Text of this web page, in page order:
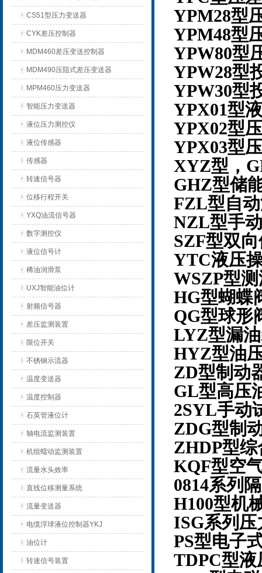
CS51型压力变送器
CYK差压控制器
MDM460差压变送控制器
MDM490压阻式差压变送器
MPM460压力变送器
智能压力变送器
液位压力测控仪
液位传感器
传感器
转速信号器
位移行程开关
YXQ油流信号器
数字测控仪
液位信号计
稀油润滑泵
UXJ智能油位计
射频信号器
差压监测装置
限位开关
不锈钢示流器
温度变送器
温度控制器
石英管液位计
轴电流监测装置
机组蠕动监测装置
流量水头效率
直线位移测量系统
流量变送器
电缆浮球液位控制器YKJ
油位计
转速信号装置
YPM28型
YPM48型
YPW80型
YPW28型
YPW30型
YPX01型
YPX02型
YPX03型
XYZ型，
GHZ型储
FZL型自
NZL型手
SZF型双
YTC液压
WSZP型
HG型蝴蝶
QG型球形
LYZ型漏
HYZ型油
ZD型制动
GL型高压
2SYL手动
ZDG型制
ZHDP型
KQF型空
0814系列
H100型机
ISG系列压
PS型电子
TDPC型液